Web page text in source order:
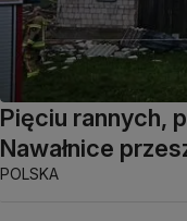
Pięciu rannych,
Nawałnice
POLSKA